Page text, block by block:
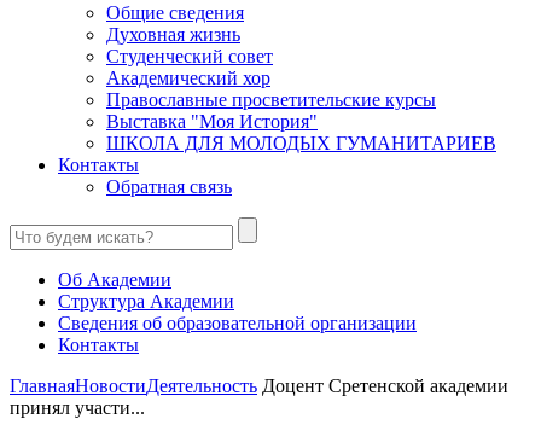
Общие сведения
Духовная жизнь
Студенческий совет
Академический хор
Православные просветительские курсы
Выставка "Моя История"
ШКОЛА ДЛЯ МОЛОДЫХ ГУМАНИТАРИЕВ
Контакты
Обратная связь
Об Академии
Структура Академии
Сведения об образовательной организации
Контакты
ГлавнаяНовостиДеятельность Доцент Сретенской академии
принял участи...